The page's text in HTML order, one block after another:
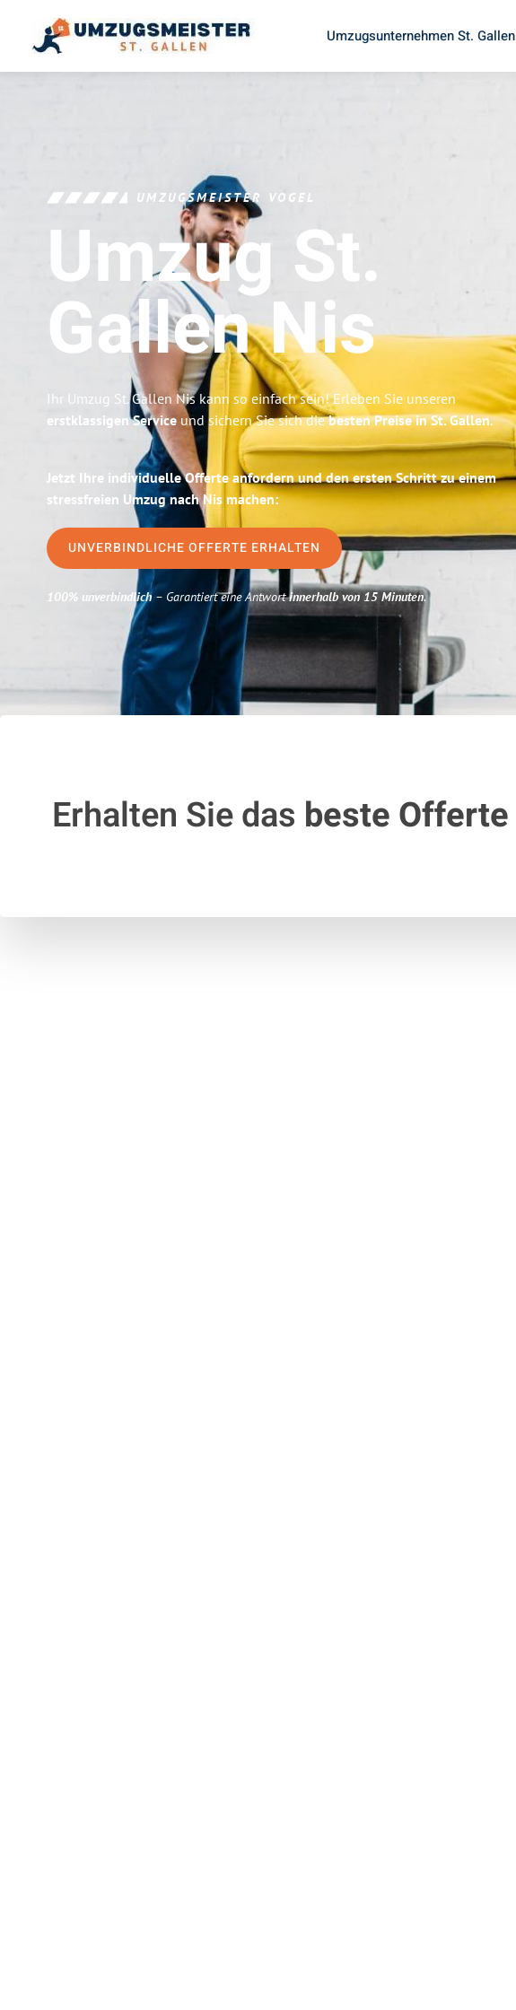
Umzugsunternehmen St. Gallen
UMZUGSMEISTER VOGEL
Umzug St.
GallenNis
Ihr Umzug St. Gallen Nis kann so einfach sein! Erleben Sie unseren
erstklassigen Service und sichern Sie sich diebesten Preise in St. Gallen.
Jetzt Ihre individuelle Offerte anfordern und den ersten Schritt zu einem
stressfreien Umzug nach Nis machen:
UNVERBINDLICHE OFFERTE ERHALTEN
100% unverbindlich– Garantiert eine Antwortinnerhalb von 15 Minuten.
Erhalten Sie das beste Offerte